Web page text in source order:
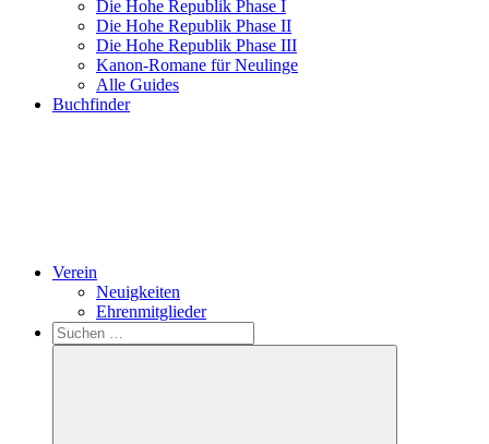
Die Hohe Republik Phase I
Die Hohe Republik Phase II
Die Hohe Republik Phase III
Kanon-Romane für Neulinge
Alle Guides
Buchfinder
Verein
Neuigkeiten
Ehrenmitglieder
Search
Suchen
nach: